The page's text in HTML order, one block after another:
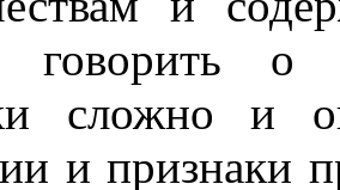
говорить о
сложно и
и признаки